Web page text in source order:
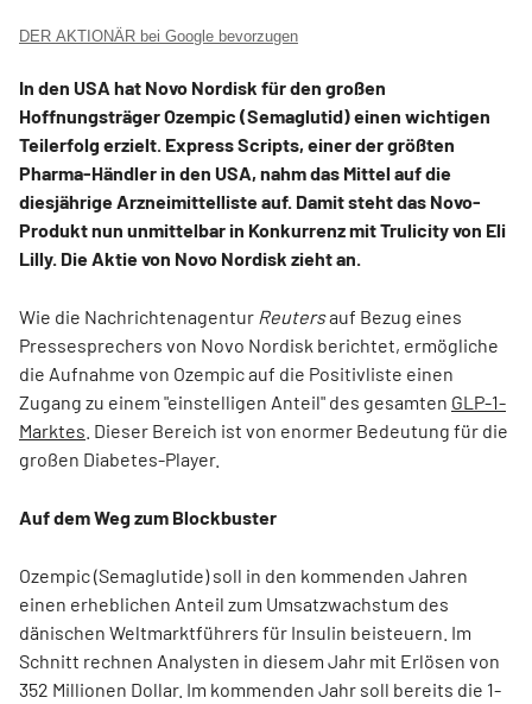
DER AKTIONÄR bei Google bevorzugen
In den USA hat Novo Nordisk für den großen
Hoffnungsträger Ozempic (Semaglutid) einen wichtigen
Teilerfolg erzielt. Express Scripts, einer der größten
Pharma-Händler in den USA, nahm das Mittel auf die
diesjährige Arzneimittelliste auf. Damit steht das Novo-
Produkt nun unmittelbar in Konkurrenz mit Trulicity von Eli
Lilly. Die Aktie von Novo Nordisk zieht an.
Wie die Nachrichtenagentur Reutersauf Bezug eines
Pressesprechers von Novo Nordisk berichtet, ermögliche
die Aufnahme von Ozempic auf die Positivliste einen
Zugang zu einem "einstelligen Anteil" des gesamten GLP-1-
Marktes . Dieser Bereich ist von enormer Bedeutung für die
großen Diabetes-Player.
Auf dem Weg zum Blockbuster
Ozempic (Semaglutide) soll in den kommenden Jahren
einen erheblichen Anteil zum Umsatzwachstum des
dänischen Weltmarktführers für Insulin beisteuern. Im
Schnitt rechnen Analysten in diesem Jahr mit Erlösen von
352 Millionen Dollar. Im kommenden Jahr soll bereits die 1-